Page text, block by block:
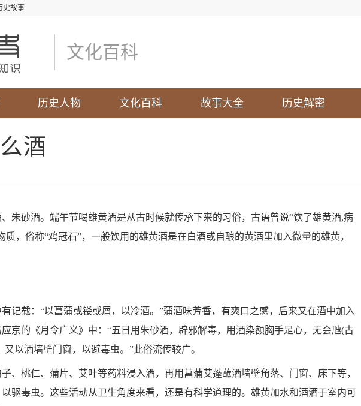
史故事
文化百科
历史人物 文化百科 故事大全 历史解密
酒
朱砂酒。端午节喝雄黄酒是从古时候就传承下来的习俗，古语曾说“饮了雄黄酒,病
质，俗称“鸡冠石”，一般饮用的雄黄酒是在白酒或自酿的黄酒里加入微量的雄黄，
记载：“以菖蒲或镂或屑，以冷酒。”蒲酒味芳香，有爽口之感，后来又在酒中加入
京的《月令广义》中：“五日用朱砂酒，辟邪解毒，用酒染额胸手足心，无会虺(古
以洒墙壁门窗，以避毒虫。”此俗流传较广。
、桃仁、蒲片、艾叶等药料浸入酒，再用菖蒲艾蓬蘸洒墙壁角落、门窗、床下等，
驱毒虫。这些活动从卫生角度来看，还是有科学道理的。雄黄加水和酒洒于室内可